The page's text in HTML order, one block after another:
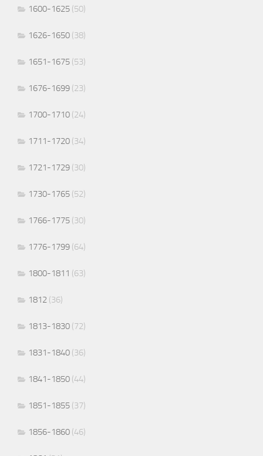
1600-1625 (50)
1626-1650 (38)
1651-1675 (53)
1676-1699 (23)
1700-1710 (24)
1711-1720 (34)
1721-1729 (30)
1730-1765 (52)
1766-1775 (30)
1776-1799 (64)
1800-1811 (63)
1812 (36)
1813-1830 (72)
1831-1840 (36)
1841-1850 (44)
1851-1855 (37)
1856-1860 (46)